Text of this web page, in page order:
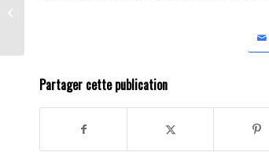
Partager cette publication